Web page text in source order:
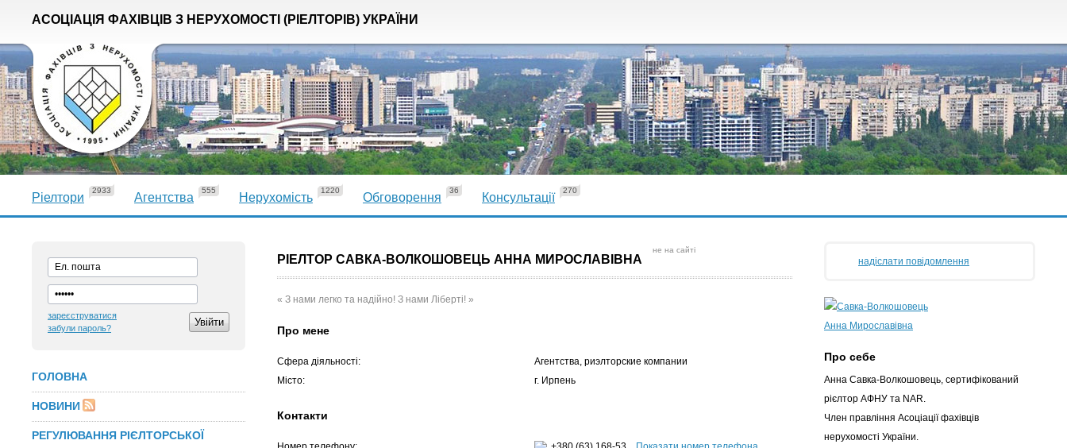
АСОЦІАЦІЯ ФАХІВЦІВ З НЕРУХОМОСТІ (РІЕЛТОРІВ) УКРАЇНИ
Ріелтори
2933
Агентства
555
Нерухомість
1220
Обговорення
36
Консультації
270
зареєструватися
забули пароль?
ГОЛОВНА
НОВИНИ
РЕГУЛЮВАННЯ РІЄЛТОРСЬКОЇ
РІЕЛТОР САВКА-ВОЛКОШОВЕЦЬ АННА МИРОСЛАВІВНА
не на сайті
« З нами легко та надійно! З нами Ліберті! »
Про мене
Сфера діяльності:
Агентства, риэлторские компании
Місто:
г. Ирпень
Контакти
надіслати повідомлення
Про себе
Анна Савка-Волкошовець, сертифікований
рієлтор АФНУ та NAR.
Член правління Асоціації фахівців
нерухомості України.